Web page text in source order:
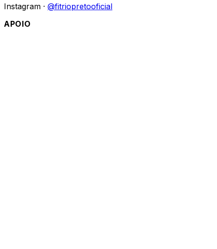
Instagram · @fitriopretooficial
APOIO